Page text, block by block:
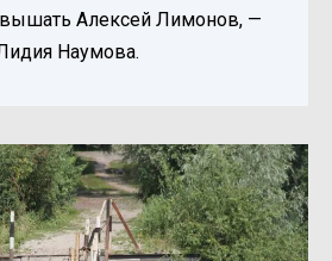
Алексей Лимонов, —
Наумова.